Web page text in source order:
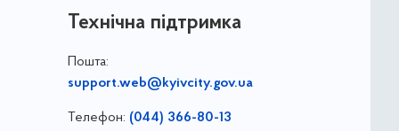
Технічна підтримка
Пошта:
support.web@kyivcity.gov.ua
Телефон: (044) 366-80-13